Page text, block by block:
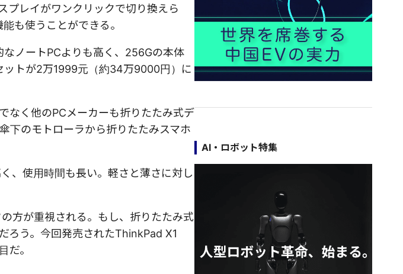
レイがワンクリックで切り換えら
も使うことができる。
ノートPCよりも高く、256Gの本体
トが2万1999元（約34万9000円）に
なく他のPCメーカーも折りたたみ式デ
下のモトローラから折りたたみスマホ
、使用時間も長い。軽さと薄さに対し
方が重視される。もし、折りたたみ式
ろう。今回発売されたThinkPad X1
だ。
AI・ロボット特集